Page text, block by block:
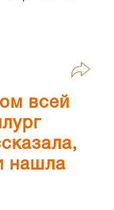
всей
нашла